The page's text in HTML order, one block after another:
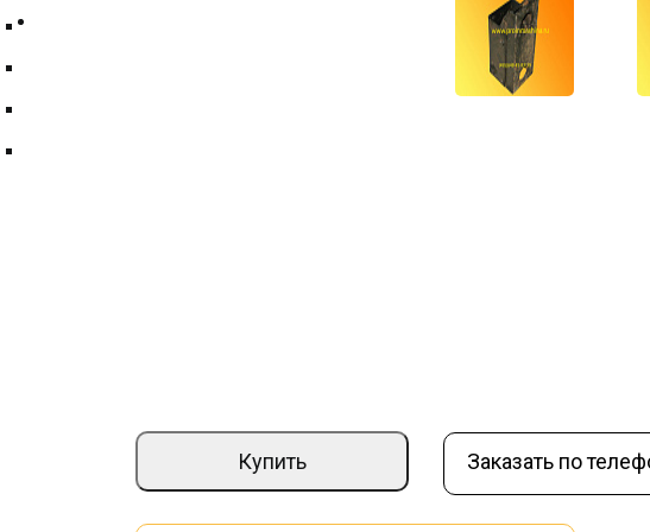
Кронштейн гидромотора ЭД-410-40.05.100
Купить Заказать по